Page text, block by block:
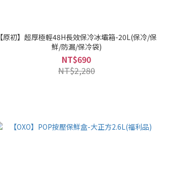
【原初】超厚極輕48H長效保冷冰壩箱-20L(保冷/保
鮮/防漏/保冷袋)
NT$690
NT$2,280